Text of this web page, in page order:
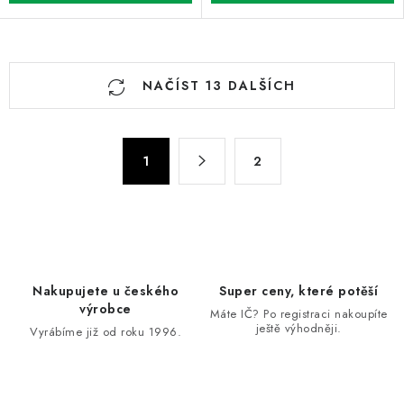
NAČÍST 13 DALŠÍCH
1 2
Nakupujete u českého
výrobce
Vyrábíme již od roku 1996.
Super ceny, které potěší
Máte IČ? Po registraci nakoupíte
ještě výhodněji.